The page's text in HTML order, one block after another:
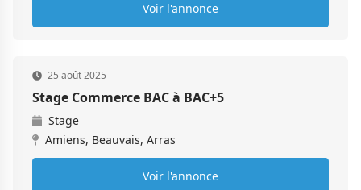
Voir l'annonce
25 août 2025
Stage Commerce BAC à BAC+5
Stage
Amiens, Beauvais, Arras
Voir l'annonce